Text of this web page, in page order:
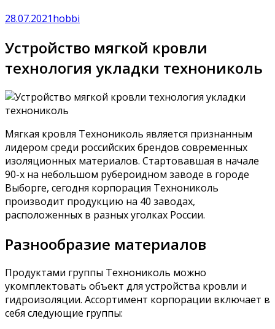
28.07.2021hobbi
Устройство мягкой кровли
технология укладки технониколь
Мягкая кровля Технониколь является признанным
лидером среди российских брендов современных
изоляционных материалов. Стартовавшая в начале
90-х на небольшом рубероидном заводе в городе
Выборге, сегодня корпорация Технониколь
производит продукцию на 40 заводах,
расположенных в разных уголках России.
Разнообразие материалов
Продуктами группы Технониколь можно
укомплектовать объект для устройства кровли и
гидроизоляции. Ассортимент корпорации включает в
себя следующие группы: